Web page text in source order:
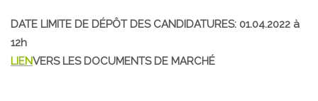
DATE LIMITE DE DÉPÔT DES CANDIDATURES: 01.04.2022 à
12h
LIENVERS LES DOCUMENTS DE MARCHÉ